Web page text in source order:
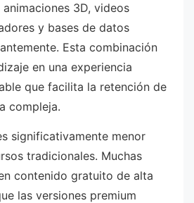
3D, videos
y bases de datos
Esta combinación
en una experiencia
que facilita la retención de
compleja.
significativamente menor
tradicionales. Muchas
contenido gratuito de alta
las versiones premium